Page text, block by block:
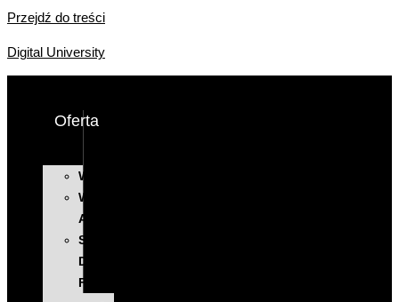
Przejdź do treści
Digital University
Oferta
WYSTĄPIENIA
WARSZTATY
AI
SZKOLENIA
DLA
FIRM